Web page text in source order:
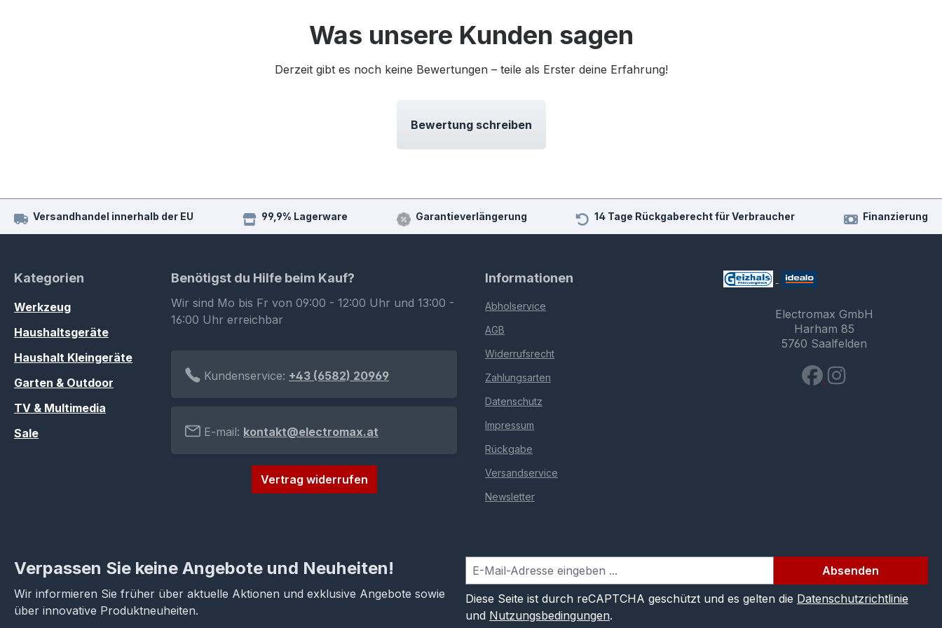
Was unsere Kunden sagen
Derzeit gibt es noch keine Bewertungen – teile als Erster deine Erfahrung!
Bewertung schreiben
Versandhandel innerhalb der EU 99,9% Lagerware Garantieverlängerung 14 Tage Rückgaberecht für Verbraucher Finanzierung
Kategorien
Werkzeug
Haushaltsgeräte
Haushalt Kleingeräte
Garten & Outdoor
TV & Multimedia
Sale
Benötigst du Hilfe beim Kauf?
Wir sind Mo bis Fr von 09:00 - 12:00 Uhr und 13:00 -
16:00 Uhr erreichbar
Kundenservice: +43 (6582) 20969
E-mail: kontakt@electromax.at
Vertrag widerrufen
Informationen
Abholservice
AGB
Widerrufsrecht
Zahlungsarten
Datenschutz
Impressum
Rückgabe
Versandservice
Newsletter
Electromax GmbH
Harham 85
5760 Saalfelden
Verpassen Sie keine Angebote und Neuheiten!
Wir informieren Sie früher über aktuelle Aktionen und exklusive Angebote sowie
über innovative Produktneuheiten.
Absenden
Diese Seite ist durch reCAPTCHA geschützt und es gelten die Datenschutzrichtlinie
und Nutzungsbedingungen.